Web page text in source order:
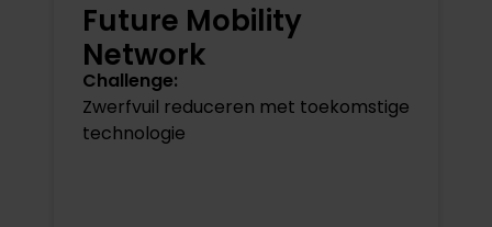
Future Mobility
Network
Challenge:
Zwerfvuil reduceren met toekomstige
technologie